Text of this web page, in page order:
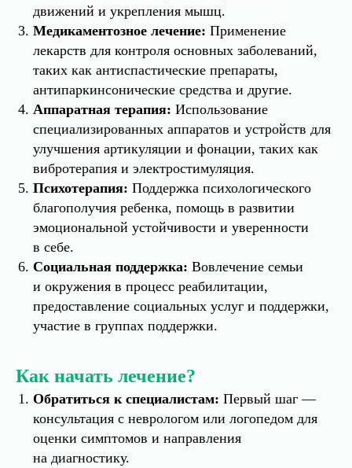
движений и укрепления мышц.
Медикаментозное лечение: Применение
лекарств для контроля основных заболеваний,
таких как антиспастические препараты,
антипаркинсонические средства и другие.
Аппаратная терапия: Использование
специализированных аппаратов и устройств для
улучшения артикуляции и фонации, таких как
вибротерапия и электростимуляция.
Психотерапия: Поддержка психологического
благополучия ребенка, помощь в развитии
эмоциональной устойчивости и уверенности
в себе.
Социальная поддержка: Вовлечение семьи
и окружения в процесс реабилитации,
предоставление социальных услуг и поддержки,
участие в группах поддержки.
Как начать лечение?
Обратиться к специалистам: Первый шаг —
консультация с неврологом или логопедом для
оценки симптомов и направления
на диагностику.